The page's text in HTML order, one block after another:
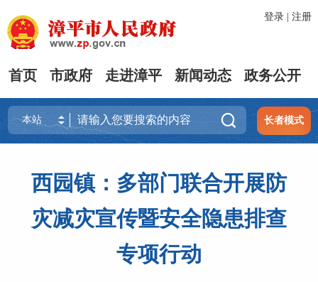
登录| 注册
首页 市政府 走进漳平 新闻动态 政务公开
长者模式

西园镇：多部门联合开展防
灾减灾宣传暨安全隐患排查
专项行动